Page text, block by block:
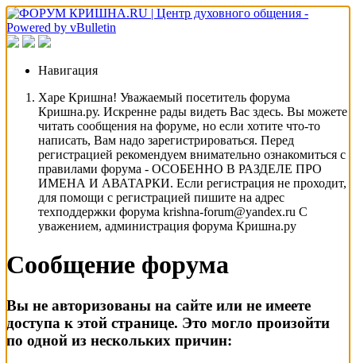
Навигация
Харе Кришна! Уважаемый посетитель форума
Кришна.ру. Искренне рады видеть Вас здесь. Вы можете
читать сообщения на форуме, но если хотите что-то
написать, Вам надо зарегистрироваться. Перед
регистрацией рекомендуем внимательно ознакомиться с
правилами форума - ОСОБЕННО В РАЗДЕЛЕ ПРО
ИМЕНА И АВАТАРКИ. Если регистрация не проходит,
для помощи с регистрацией пишите на адрес
техподдержки форума krishna-forum@yandex.ru С
уважением, администрация форума Кришна.ру
Сообщение форума
Вы не авторизованы на сайте или не имеете
доступа к этой странице. Это могло произойти
по одной из нескольких причин: